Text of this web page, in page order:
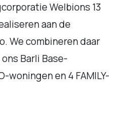
Welbions 13
aan de
We combineren daar
Barli Base-
woningen en 4 FAMILY-